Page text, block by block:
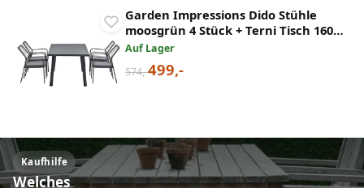
Garden Impressions Dido Stühle
moosgrün 4 Stück + Terni Tisch 160
cm
Auf Lager
574,-499,-
Kaufhilfe
Welches